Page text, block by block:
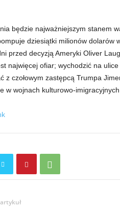
będzie najważniejszym stanem
dziesiątki milionów dolarów
przed decyzją Ameryki Oliver
najwięcej ofiar; wychodzić na
z czołowym zastępcą Trumpa
w wojnach kulturowo-